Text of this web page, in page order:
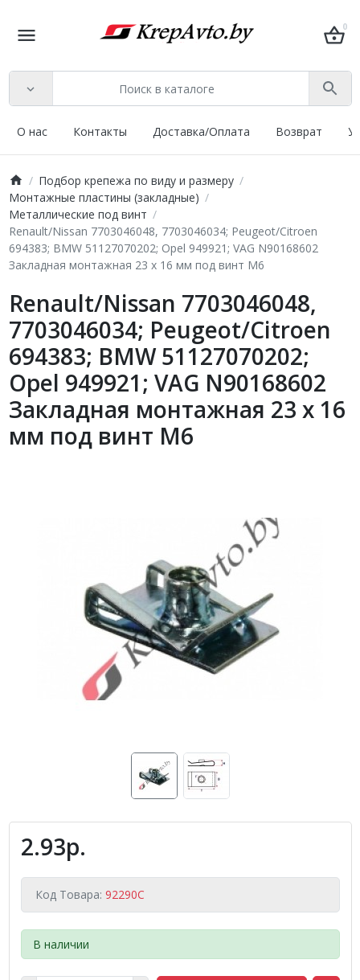
0
О нас Контакты Доставка/Оплата Возврат
Подбор крепежа по виду и размеру
Монтажные пластины (закладные)
Металлические под винт
Renault/Nissan 7703046048, 7703046034; Peugeot/Citroen
694383; BMW 51127070202; Opel 949921; VAG N90168602
Закладная монтажная 23 х 16 мм под винт М6
Renault/Nissan 7703046048,
7703046034; Peugeot/Citroen
694383; BMW 51127070202;
Opel 949921; VAG N90168602
Закладная монтажная 23 х 16
мм под винт М6
2.93р.
Код Товара: 92290C
В наличии